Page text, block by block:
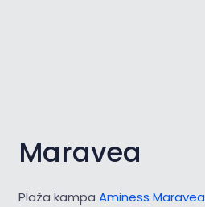
Maravea
Plaža kampa Aminess Maravea